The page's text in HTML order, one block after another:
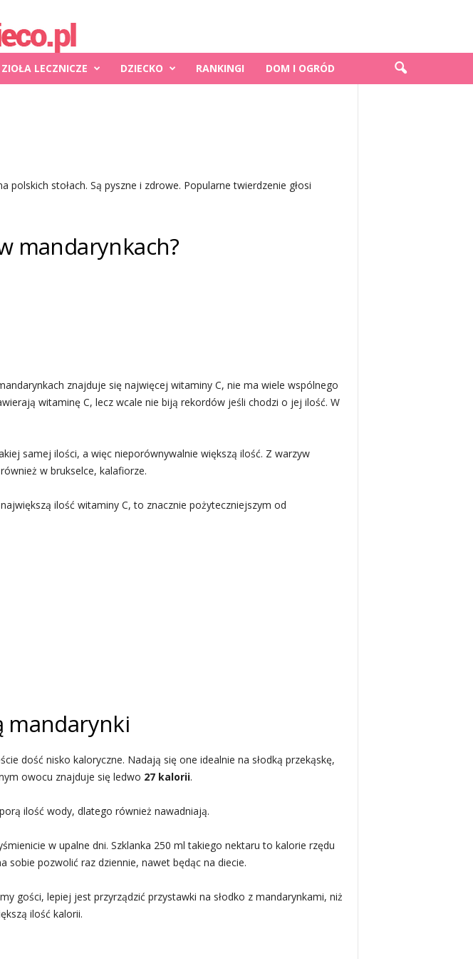
ZIOŁA LECZNICZE DZIECKO RANKINGI DOM I OGRÓD
stołach. Są pyszne i zdrowe. Popularne twierdzenie głosi
mandarynkach?
znajduje się najwięcej witaminy C, nie ma wiele wspólnego
witaminę C, lecz wcale nie biją rekordów jeśli chodzi o jej ilość. W
samej ilości, a więc nieporównywalnie większą ilość. Z warzyw
w brukselce, kalafiorze.
ilość witaminy C, to znacznie pożyteczniejszym od
mandarynki
dość nisko kaloryczne. Nadają się one idealnie na słodką przekąskę,
owocu znajduje się ledwo 27 kalorii.
ilość wody, dlatego również nawadniają.
w upalne dni. Szklanka 250 ml takiego nektaru to kalorie rzędu
sobie pozwolić raz dziennie, nawet będąc na diecie.
gości, lepiej jest przyrządzić przystawki na słodko z mandarynkami, niż
ilość kalorii.